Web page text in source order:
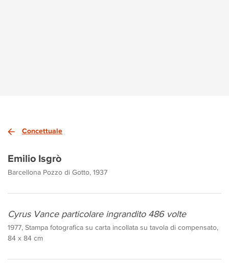
Concettuale
Emilio Isgrò
Barcellona Pozzo di Gotto, 1937
Cyrus Vance particolare ingrandito 486 volte
1977, Stampa fotografica su carta incollata su tavola di compensato,
84 x 84 cm